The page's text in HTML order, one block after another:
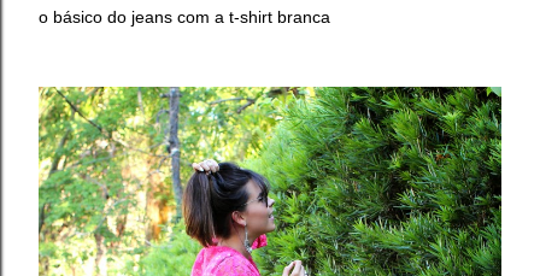
o básico do jeans com a t-shirt branca